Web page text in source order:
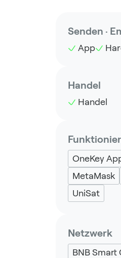
Senden ·
App
Handel
Handel
OneKey
MetaMask
UniSat
Netzwerk
BNB Smart